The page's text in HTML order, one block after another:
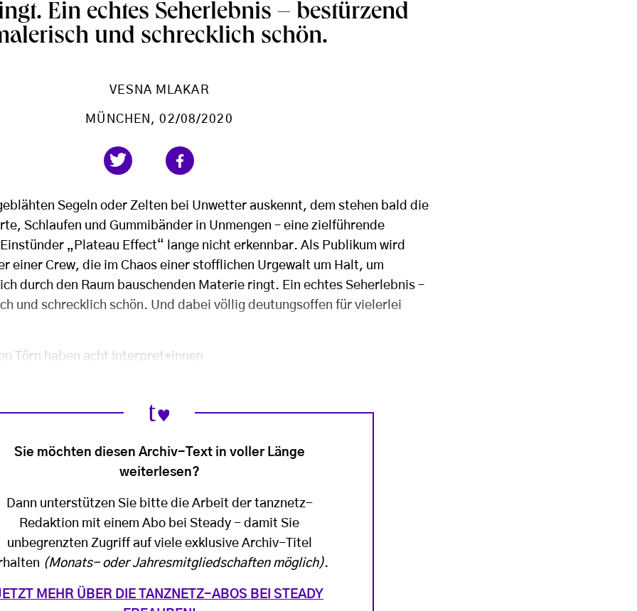
Ein echtes Seherlebnis – bestürzend
und schrecklich schön.
VESNA MLAKAR
MÜNCHEN , 02/08/2020
Segeln oder Zelten bei Unwetter auskennt, dem stehen bald die
Schlaufen und Gummibänder in Unmengen – eine zielführende
„Plateau Effect“ lange nicht erkennbar. Als Publikum wird
einer Crew, die im Chaos einer stofflichen Urgewalt um Halt, um
durch den Raum bauschenden Materie ringt. Ein echtes Seherlebnis –
und schrecklich schön. Und dabei völlig deutungsoffen für vielerlei
Törn haben acht Interpret*innen
Sie möchten diesen Archiv-Text in voller Länge
weiterlesen?
Dann unterstützen Sie bitte die Arbeit der tanznetz-
Redaktion mit einem Abo bei Steady - damit Sie
unbegrenzten Zugriff auf viele exklusive Archiv-Titel
(Monats- oder Jahresmitgliedschaften möglich).
MEHR ÜBER DIE TANZNETZ-ABOS BEI STEADY